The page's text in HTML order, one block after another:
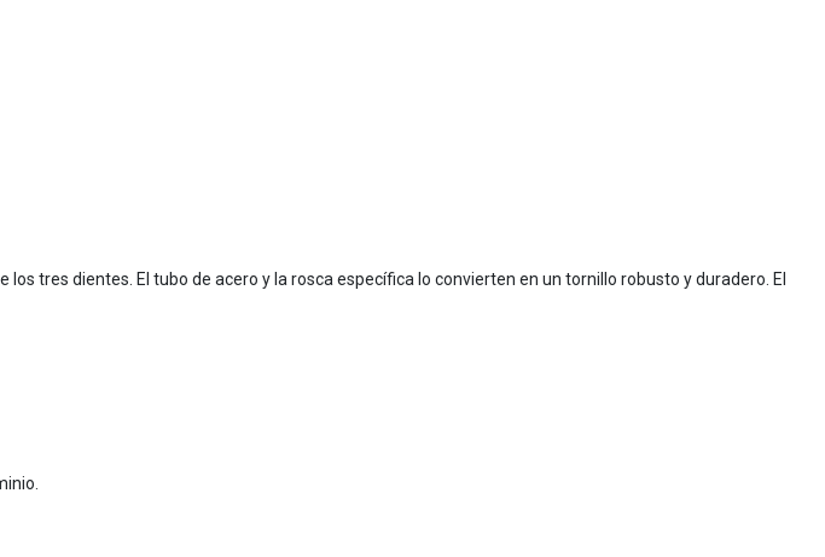
tres dientes. El tubo de acero y la rosca específica lo convierten en un tornillo robusto y duradero. El